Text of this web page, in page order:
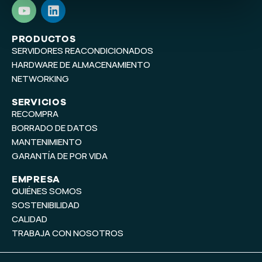
Y
o
u
t
u
b
e
L
i
n
k
e
d
i
PRODUCTOS
SERVIDORES REACONDICIONADOS
HARDWARE DE ALMACENAMIENTO
NETWORKING
SERVICIOS
RECOMPRA
BORRADO DE DATOS
MANTENIMIENTO
GARANTÍA DE POR VIDA
EMPRESA
QUIÉNES SOMOS
SOSTENIBILIDAD
CALIDAD
TRABAJA CON NOSOTROS